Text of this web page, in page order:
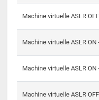
Machine virtuelle ASLR
Machine virtuelle ASLR ON
Machine virtuelle ASLR ON
Machine virtuelle ASLR